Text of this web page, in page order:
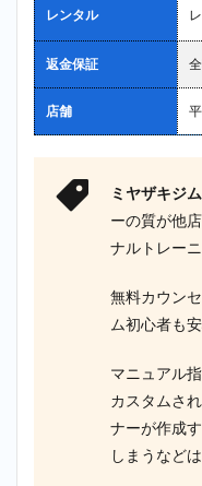
レンタル
返金保証
店舗
ミヤザキジ
ーの質が他
ナルトレー
無料カウン
ム初心者も安
マニュアル
カスタムさ
ナーが作成
しまうなど